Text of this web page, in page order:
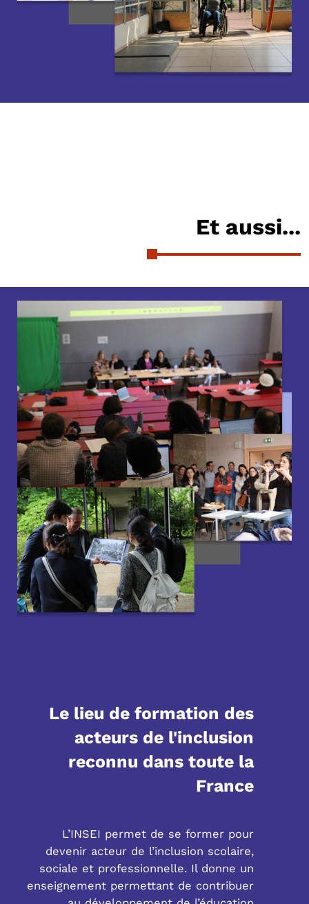
Et aussi...
Le lieu de formation des
acteurs de l'inclusion
reconnu dans toute la
France
L’INSEI permet de se former pour
devenir acteur de l’inclusion scolaire,
sociale et professionnelle. Il donne un
enseignement permettant de contribuer